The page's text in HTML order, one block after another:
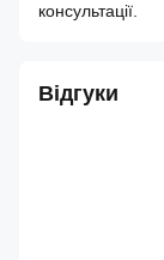
консультації.
Відгуки